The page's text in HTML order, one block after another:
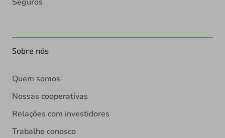
Sobre nós
Quem somos
Nossas cooperativas
Relações com investidores
Trabalhe conosco